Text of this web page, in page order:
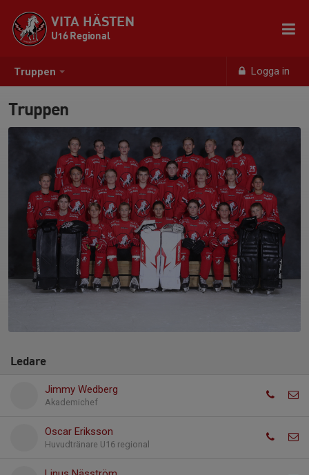
Truppen Logga in
VITA HÄSTEN
U16 Regional
Truppen
Ledare
Jimmy Wedberg
Akademichef
Oscar Eriksson
Huvudtränare U16 regional